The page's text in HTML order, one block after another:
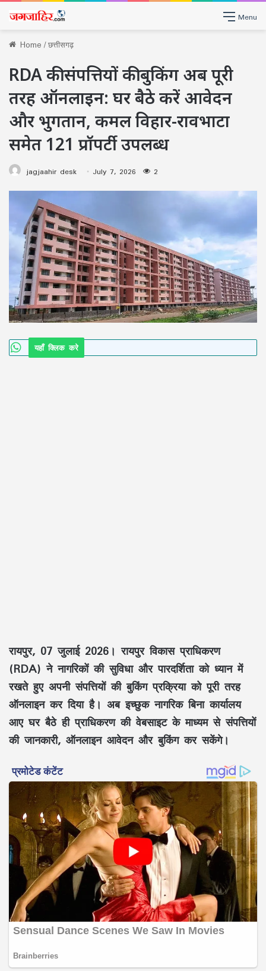
Menu
Home/छत्तीसगढ़
RDA की संपत्तियों की बुकिंग अब पूरी
तरह ऑनलाइन: घर बैठे करें आवेदन
और भुगतान, कमल विहार-रावभाटा
समेत 121 प्रॉपर्टी उपलब्ध
jagjaahir desk July 7, 2026 2
यहाँ क्लिक करे
रायपुर, 07 जुलाई 2026। रायपुर विकास प्राधिकरण
(RDA) ने नागरिकों की सुविधा औरपारदर्शिताको ध्यान में
रखते हुए अपनीसंपत्तियों की बुकिंग प्रक्रियाको पूरी तरह
ऑनलाइनकर दिया है। अब इच्छुक नागरिक बिना कार्यालय
आएघर बैठेही प्राधिकरण की वेबसाइट के माध्यम सेसंपत्तियों
की जानकारी, ऑनलाइन आवेदनऔरबुकिंगकर सकेंगे।